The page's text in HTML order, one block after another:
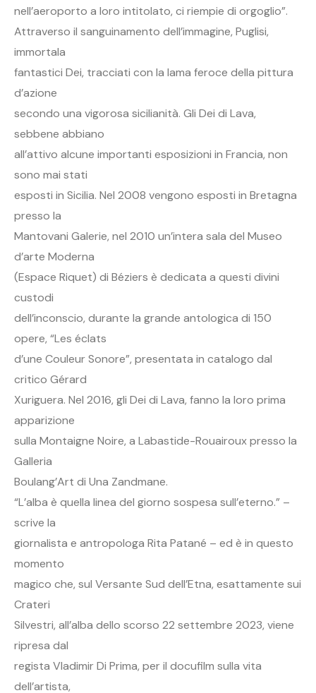
nell’aeroporto a loro intitolato, ci riempie di orgoglio”.
Attraverso il sanguinamento dell’immagine, Puglisi,
immortala
fantastici Dei, tracciati con la lama feroce della pittura
d’azione
secondo una vigorosa sicilianità. Gli Dei di Lava,
sebbene abbiano
all’attivo alcune importanti esposizioni in Francia, non
sono mai stati
esposti in Sicilia. Nel 2008 vengono esposti in Bretagna
presso la
Mantovani Galerie, nel 2010 un’intera sala del Museo
d’arte Moderna
(Espace Riquet) di Béziers è dedicata a questi divini
custodi
dell’inconscio, durante la grande antologica di 150
opere, “Les éclats
d’une Couleur Sonore”, presentata in catalogo dal
critico Gérard
Xuriguera. Nel 2016, gli Dei di Lava, fanno la loro prima
apparizione
sulla Montaigne Noire, a Labastide-Rouairoux presso la
Galleria
Boulang’Art di Una Zandmane.
“L’alba è quella linea del giorno sospesa sull’eterno.” –
scrive la
giornalista e antropologa Rita Patané – ed è in questo
momento
magico che, sul Versante Sud dell’Etna, esattamente sui
Crateri
Silvestri, all’alba dello scorso 22 settembre 2023, viene
ripresa dal
regista Vladimir Di Prima, per il docufilm sulla vita
dell’artista,